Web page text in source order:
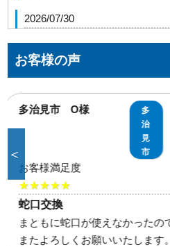
2026/07/30
お伺いしました
岐阜県大垣市昼飯町の現場
岐阜県可児郡御嵩町の住宅
ルでお伺いしました。
2026/07/30
岐阜県羽島郡岐南町の住宅
お客様の声
美濃市 T様
美
濃
市
★★★★★
蛇口交換
お風呂に入るたびに水漏れし
いて助かりました。
＜